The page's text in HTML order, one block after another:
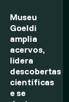
Museu
Goeldi
amplia
acervos,
lidera
descobertas
científicas
e se